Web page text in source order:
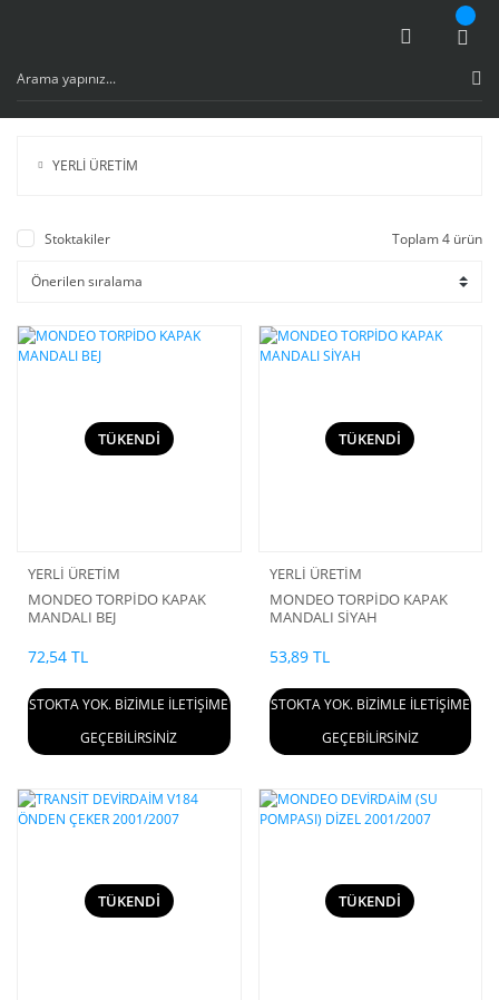
YERLİ ÜRETİM
Stoktakiler Toplam 4 ürün
TÜKENDİ
YERLİ ÜRETİM
MONDEO TORPİDO KAPAK
MANDALI BEJ
72,54 TL
STOKTA YOK. BİZİMLE İLETİŞİME
GEÇEBİLİRSİNİZ
TÜKENDİ
YERLİ ÜRETİM
MONDEO TORPİDO KAPAK
MANDALI SİYAH
53,89 TL
STOKTA YOK. BİZİMLE İLETİŞİME
GEÇEBİLİRSİNİZ
TÜKENDİ TÜKENDİ